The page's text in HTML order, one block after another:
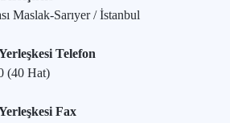
Maslak-Sarıyer / İstanbul
Telefon
(40 Hat)
Fax